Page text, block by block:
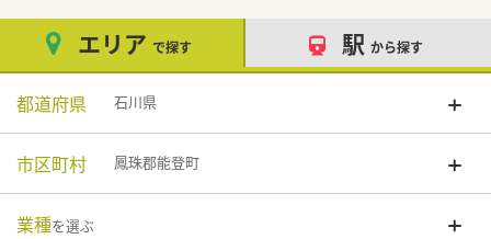
エリア で探す 駅 から探す
都道府県 石川県
市区町村 鳳珠郡能登町
業種を選ぶ